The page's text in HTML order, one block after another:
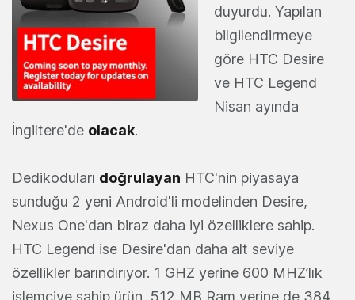
duyurdu. Yapılan
bilgilendirmeye
göre HTC Desire
ve HTC Legend
Nisan ayında
İngiltere'de olacak.
Dedikoduları doğrulayan HTC'nin piyasaya
sunduğu 2 yeni Android'li modelinden Desire,
Nexus One'dan biraz daha iyi özelliklere sahip.
HTC Legend ise Desire'dan daha alt seviye
özellikler barındırıyor. 1 GHZ yerine 600 MHZ’lık
işlemciye sahip ürün, 512 MB Ram yerine de 384